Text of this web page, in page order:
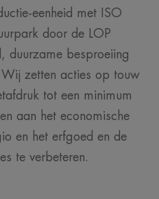
eenheid met ISO
door de LOP
duurzame besproeiing
zetten acties op touw
tot een minimum
aan het economische
en het erfgoed en de
te verbeteren.